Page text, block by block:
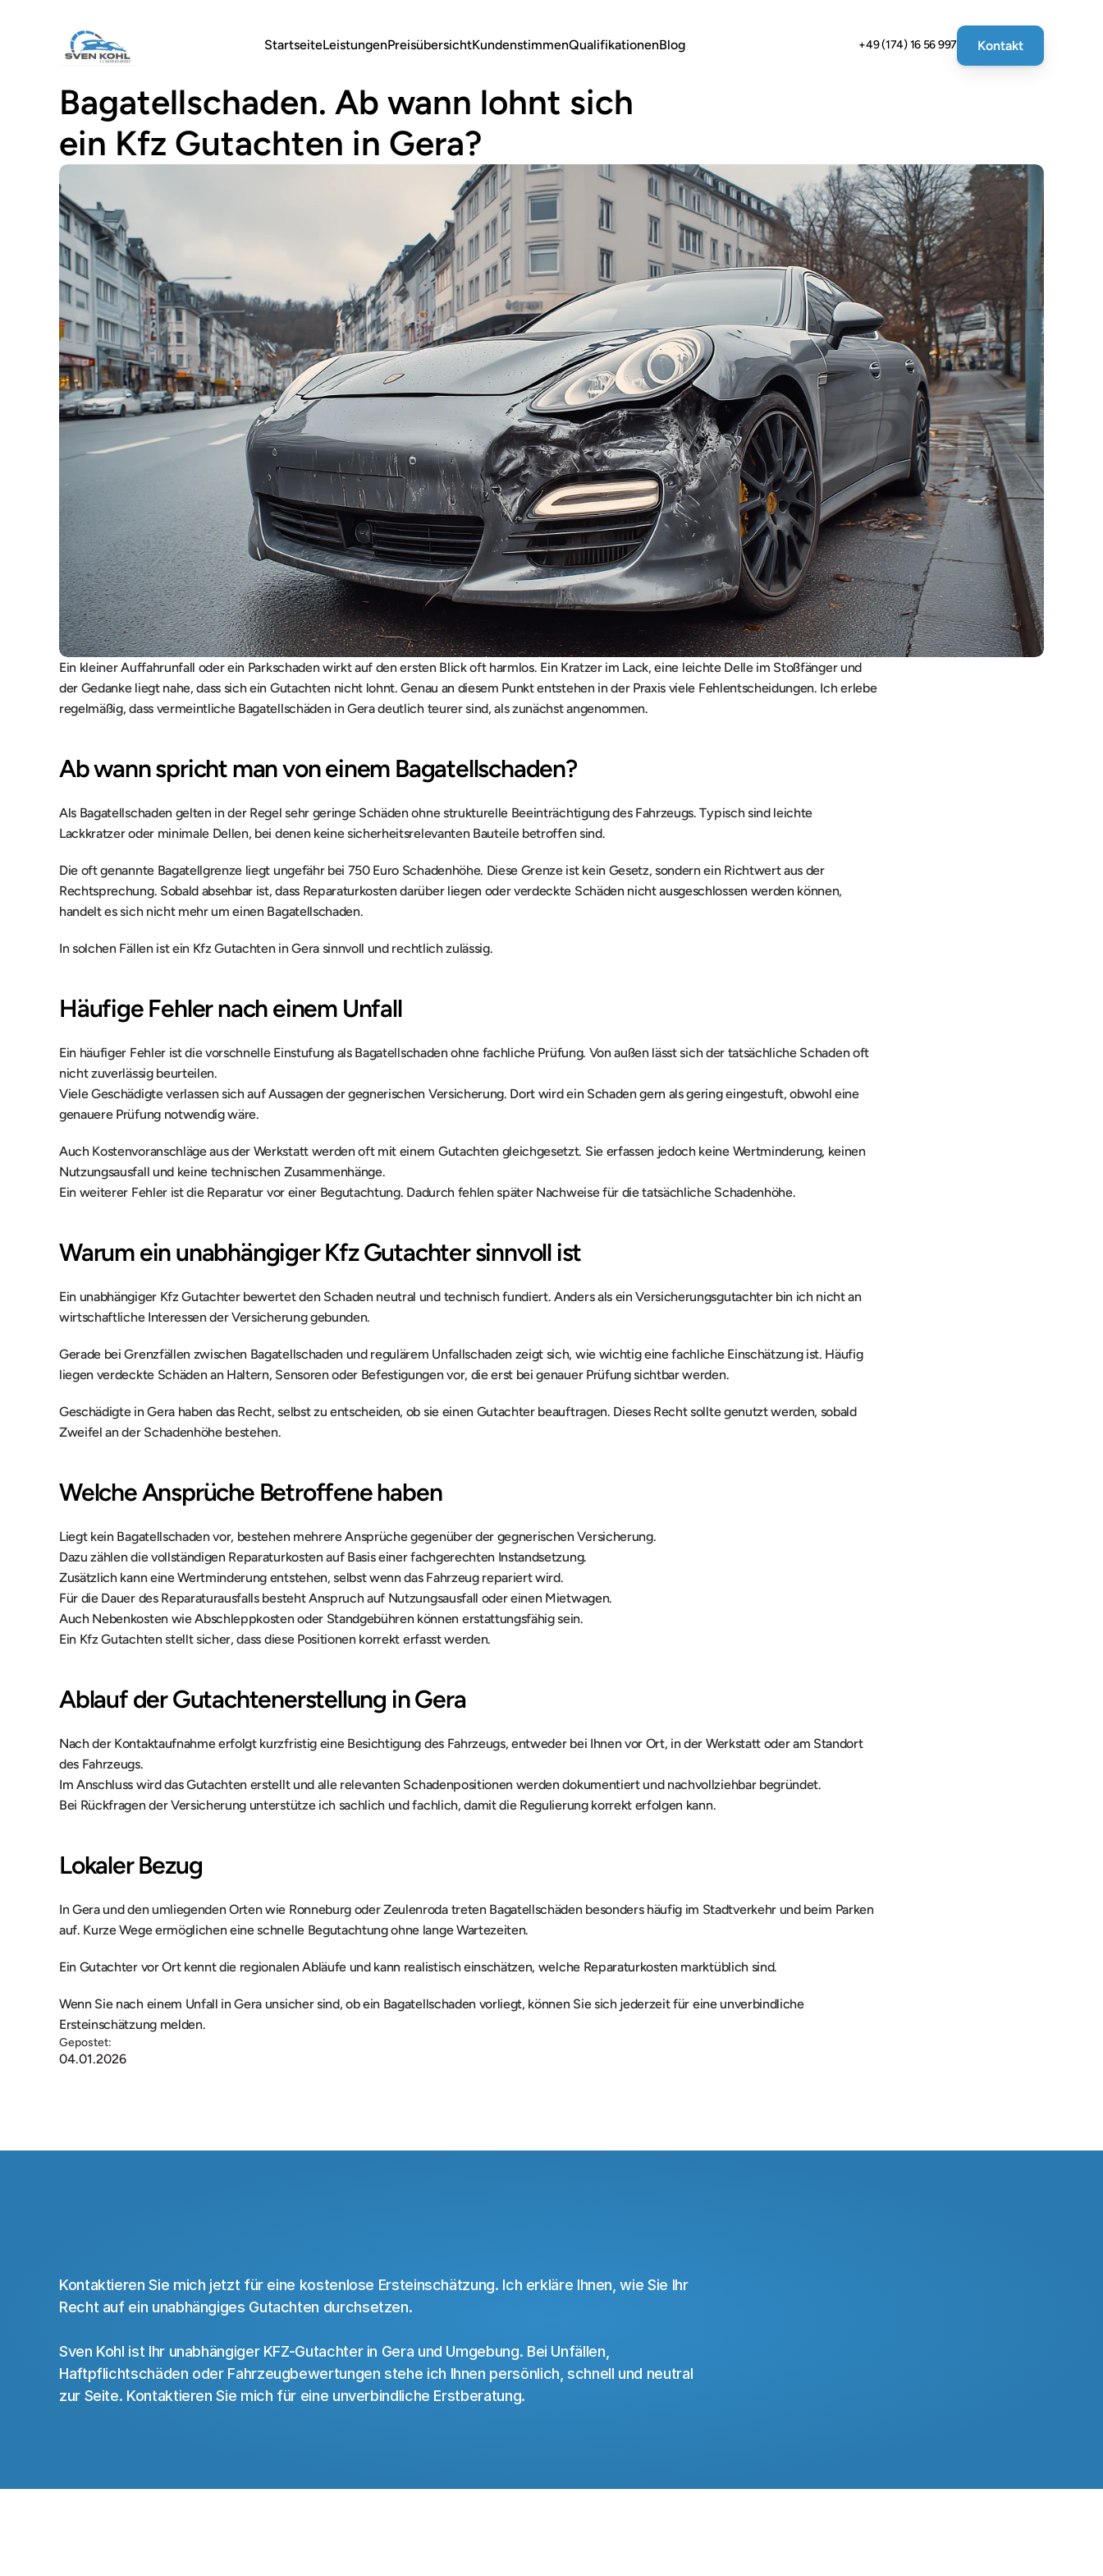
StartseiteLeistungenPreisübersichtKundenstimmenQualifikationenBlog +49 (174) 16 56 997 Kontakt
Bagatellschaden. Ab wann lohnt sich
ein Kfz Gutachten in Gera?
Ein kleiner Auffahrunfall oder ein Parkschaden wirkt auf den ersten Blick oft harmlos. Ein Kratzer im Lack, eine leichte Delle im Stoßfänger und
der Gedanke liegt nahe, dass sich ein Gutachten nicht lohnt. Genau an diesem Punkt entstehen in der Praxis viele Fehlentscheidungen. Ich erlebe
regelmäßig, dass vermeintliche Bagatellschäden in Gera deutlich teurer sind, als zunächst angenommen.
Ab wann spricht man von einem Bagatellschaden?
Als Bagatellschaden gelten in der Regel sehr geringe Schäden ohne strukturelle Beeinträchtigung des Fahrzeugs. Typisch sind leichte
Lackkratzer oder minimale Dellen, bei denen keine sicherheitsrelevanten Bauteile betroffen sind.
Die oft genannte Bagatellgrenze liegt ungefähr bei 750 Euro Schadenhöhe. Diese Grenze ist kein Gesetz, sondern ein Richtwert aus der
Rechtsprechung. Sobald absehbar ist, dass Reparaturkosten darüber liegen oder verdeckte Schäden nicht ausgeschlossen werden können,
handelt es sich nicht mehr um einen Bagatellschaden.
In solchen Fällen ist ein Kfz Gutachten in Gera sinnvoll und rechtlich zulässig.
Häufige Fehler nach einem Unfall
Ein häufiger Fehler ist die vorschnelle Einstufung als Bagatellschaden ohne fachliche Prüfung. Von außen lässt sich der tatsächliche Schaden oft
nicht zuverlässig beurteilen.
Viele Geschädigte verlassen sich auf Aussagen der gegnerischen Versicherung. Dort wird ein Schaden gern als gering eingestuft, obwohl eine
genauere Prüfung notwendig wäre.
Auch Kostenvoranschläge aus der Werkstatt werden oft mit einem Gutachten gleichgesetzt. Sie erfassen jedoch keine Wertminderung, keinen
Nutzungsausfall und keine technischen Zusammenhänge.
Ein weiterer Fehler ist die Reparatur vor einer Begutachtung. Dadurch fehlen später Nachweise für die tatsächliche Schadenhöhe.
Warum ein unabhängiger Kfz Gutachter sinnvoll ist
Ein unabhängiger Kfz Gutachter bewertet den Schaden neutral und technisch fundiert. Anders als ein Versicherungsgutachter bin ich nicht an
wirtschaftliche Interessen der Versicherung gebunden.
Gerade bei Grenzfällen zwischen Bagatellschaden und regulärem Unfallschaden zeigt sich, wie wichtig eine fachliche Einschätzung ist. Häufig
liegen verdeckte Schäden an Haltern, Sensoren oder Befestigungen vor, die erst bei genauer Prüfung sichtbar werden.
Geschädigte in Gera haben das Recht, selbst zu entscheiden, ob sie einen Gutachter beauftragen. Dieses Recht sollte genutzt werden, sobald
Zweifel an der Schadenhöhe bestehen.
Welche Ansprüche Betroffene haben
Liegt kein Bagatellschaden vor, bestehen mehrere Ansprüche gegenüber der gegnerischen Versicherung.
Dazu zählen die vollständigen Reparaturkosten auf Basis einer fachgerechten Instandsetzung.
Zusätzlich kann eine Wertminderung entstehen, selbst wenn das Fahrzeug repariert wird.
Für die Dauer des Reparaturausfalls besteht Anspruch auf Nutzungsausfall oder einen Mietwagen.
Auch Nebenkosten wie Abschleppkosten oder Standgebühren können erstattungsfähig sein.
Ein Kfz Gutachten stellt sicher, dass diese Positionen korrekt erfasst werden.
Ablauf der Gutachtenerstellung in Gera
Nach der Kontaktaufnahme erfolgt kurzfristig eine Besichtigung des Fahrzeugs, entweder bei Ihnen vor Ort, in der Werkstatt oder am Standort
des Fahrzeugs.
Im Anschluss wird das Gutachten erstellt und alle relevanten Schadenpositionen werden dokumentiert und nachvollziehbar begründet.
Bei Rückfragen der Versicherung unterstütze ich sachlich und fachlich, damit die Regulierung korrekt erfolgen kann.
Lokaler Bezug
In Gera und den umliegenden Orten wie Ronneburg oder Zeulenroda treten Bagatellschäden besonders häufig im Stadtverkehr und beim Parken
auf. Kurze Wege ermöglichen eine schnelle Begutachtung ohne lange Wartezeiten.
Ein Gutachter vor Ort kennt die regionalen Abläufe und kann realistisch einschätzen, welche Reparaturkosten marktüblich sind.
Wenn Sie nach einem Unfall in Gera unsicher sind, ob ein Bagatellschaden vorliegt, können Sie sich jederzeit für eine unverbindliche
Ersteinschätzung melden.
Gepostet:
04.01.2026
Unfall gehabt? Ich helfe Ihnen weiter.
Kontaktieren Sie mich jetzt für eine kostenlose Ersteinschätzung. Ich erkläre Ihnen, wie Sie Ihr
Recht auf ein unabhängiges Gutachten durchsetzen.
Sven Kohl ist Ihr unabhängiger KFZ-Gutachter in Gera und Umgebung. Bei Unfällen,
Haftpflichtschäden oder Fahrzeugbewertungen stehe ich Ihnen persönlich, schnell und neutral
zur Seite. Kontaktieren Sie mich für eine unverbindliche Erstberatung.